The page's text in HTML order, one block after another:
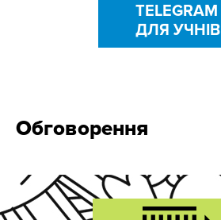
TELEGRAM
ДЛЯ УЧНІВ
Обговорення